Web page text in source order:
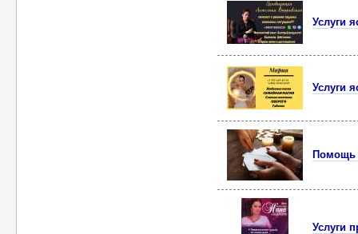
Услуги
Услуги
Помощь
Услуги